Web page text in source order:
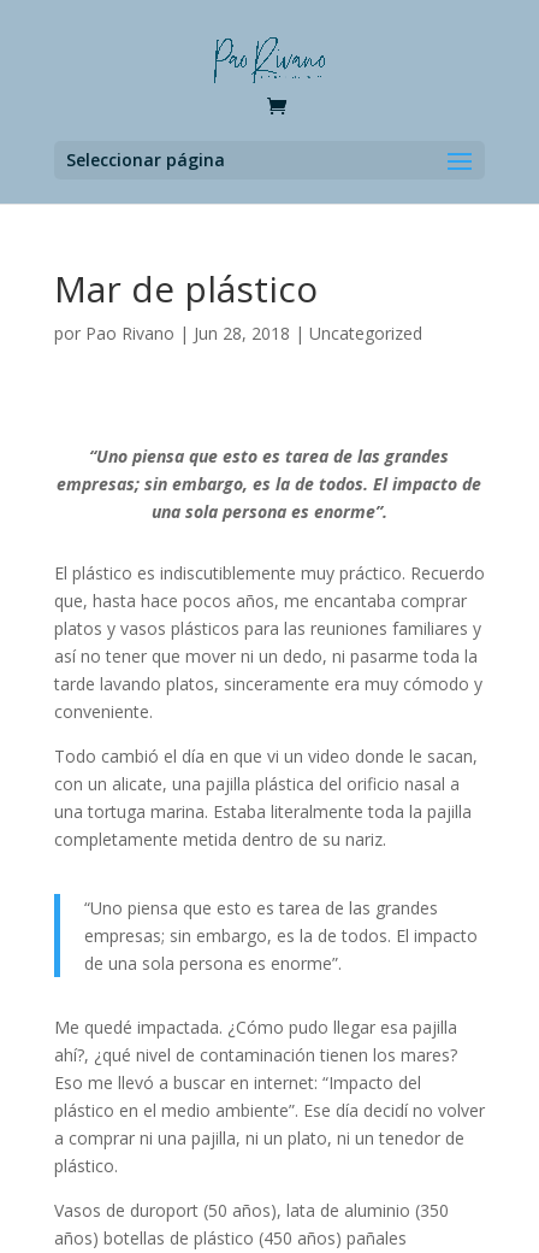
Seleccionar página
Mar de plástico
por Pao Rivano | Jun 28, 2018 | Uncategorized
“Uno piensa que esto es tarea de las grandes
empresas; sin embargo, es la de todos. El impacto de
una sola persona es enorme”.
El plástico es indiscutiblemente muy práctico. Recuerdo
que, hasta hace pocos años, me encantaba comprar
platos y vasos plásticos para las reuniones familiares y
así no tener que mover ni un dedo, ni pasarme toda la
tarde lavando platos, sinceramente era muy cómodo y
conveniente.
Todo cambió el día en que vi un video donde le sacan,
con un alicate, una pajilla plástica del orificio nasal a
una tortuga marina. Estaba literalmente toda la pajilla
completamente metida dentro de su nariz.
“Uno piensa que esto es tarea de las grandes
empresas; sin embargo, es la de todos. El impacto
de una sola persona es enorme”.
Me quedé impactada. ¿Cómo pudo llegar esa pajilla
ahí?, ¿qué nivel de contaminación tienen los mares?
Eso me llevó a buscar en internet: “Impacto del
plástico en el medio ambiente”. Ese día decidí no volver
a comprar ni una pajilla, ni un plato, ni un tenedor de
plástico.
Vasos de duroport (50 años), lata de aluminio (350
años) botellas de plástico (450 años) pañales